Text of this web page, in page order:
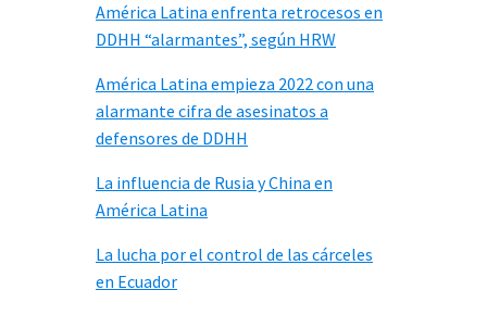
América Latina enfrenta retrocesos en
DDHH “alarmantes”, según HRW
América Latina empieza 2022 con una
alarmante cifra de asesinatos a
defensores de DDHH
La influencia de Rusia y China en
América Latina
La lucha por el control de las cárceles
en Ecuador